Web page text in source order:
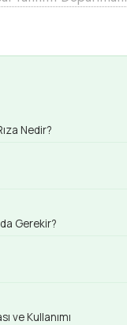
Nedir?
Gerekir?
ve Kullanımı